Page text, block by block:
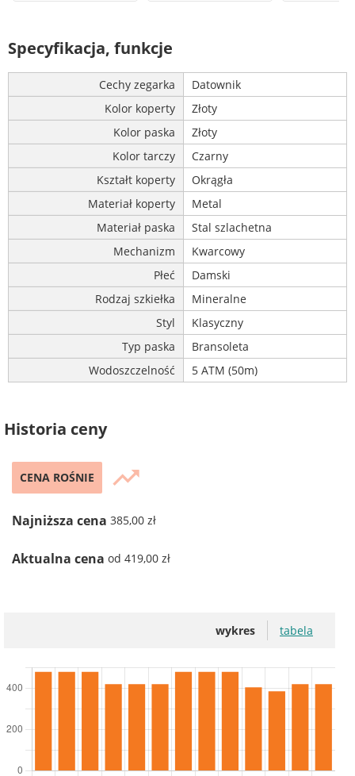
Specyfikacja, funkcje
Cechy zegarka
Datownik
Kolor koperty
Złoty
Kolor paska
Złoty
Kolor tarczy
Czarny
Kształt koperty
Okrągła
Materiał koperty
Metal
Materiał paska
Stal szlachetna
Mechanizm
Kwarcowy
Płeć
Damski
Rodzaj szkiełka
Mineralne
Styl
Klasyczny
Typ paska
Bransoleta
Wodoszczelność
5 ATM (50m)
Historia ceny
CENA ROŚNIE trending_up
Najniższa cena 385,00 zł
Aktualna cena od 419,00 zł
wykres tabela